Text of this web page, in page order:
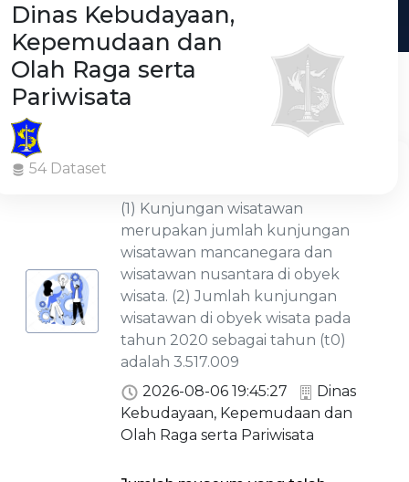
Dinas Kebudayaan,
Kepemudaan dan
Olah Raga serta
Pariwisata
54 Dataset
(1) Kunjungan wisatawan
merupakan jumlah kunjungan
wisatawan mancanegara dan
wisatawan nusantara di obyek
wisata. (2) Jumlah kunjungan
wisatawan di obyek wisata pada
tahun 2020 sebagai tahun (t0)
adalah 3.517.009
2026-08-06 19:45:27
Dinas
Kebudayaan, Kepemudaan dan
Olah Raga serta Pariwisata